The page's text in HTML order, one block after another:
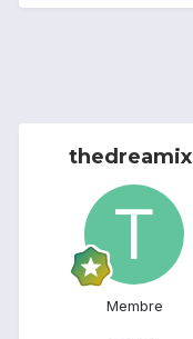
thedreamix
Membre